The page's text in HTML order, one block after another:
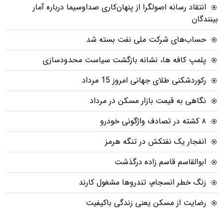
انتقاد رسانه اصولگرا از پنهان‌کاری صداوسیما درباره آمار
بینندگان
حساب‌های شرکت ملی نفت بسته شد
پلمپ کافه ها، نشانه بازگشت سیاست محدودسازی
رکوردشکنی طلای جهانی امروز 15 مرداد
نگاهی به قیمت بازار مسکن در مرداد
۸ کشته در تصادف واژگونی خودرو
انفجار یک نفتکش در تنگه هرمز
ابوالقاسم قاسم زاده درگذشت
زنگ خطر انسجام، تندروها مشغول کارند
رضایت از مسکن یعنی زندگی باکیفیت